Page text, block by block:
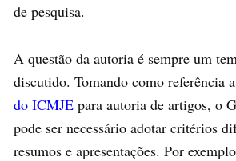
de pesquisa.
A questão da autoria é sempre um
discutido. Tomando como referência
do ICMJE para autoria de artigos, o
pode ser necessário adotar critérios
resumos e apresentações. Por